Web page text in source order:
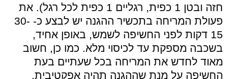
חזה ובטן 1 כפית, רגליים 1 כפית לכל רגל). את
פעולת המריחה בתכשיר ההגנה יש לבצע כ- 30-
15 דקות לפני החשיפה לשמש, באופן אחיד,
בשכבה מספקת עד לכיסוי מלא. כמו כן, חשוב
מאוד לחדש את המריחה בכל שעתיים בעת
החשיפה על מנת שההגנה תהיה אפקטיבית.